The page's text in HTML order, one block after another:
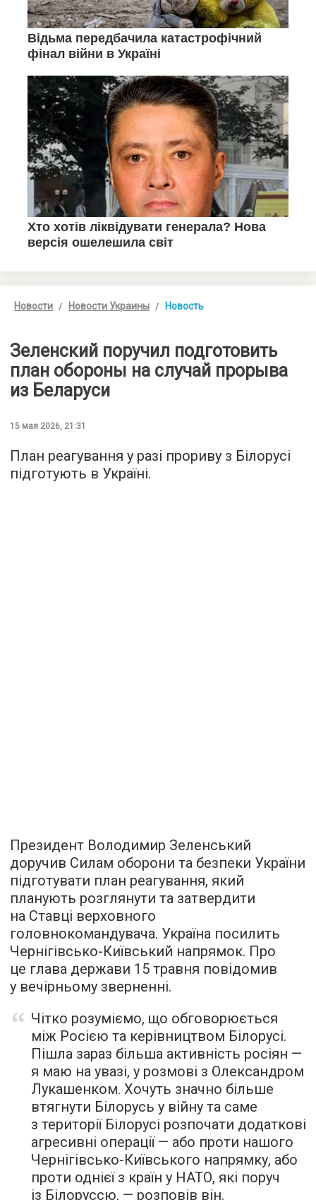
Новости Новости Украины Новость
Зеленский поручил подготовить
план обороны на случай прорыва
из Беларуси
15 мая 2026, 21:31
План реагування у разі прориву з Білорусі
підготують в Україні.
Президент Володимир Зеленський
доручив Силам оборони та безпеки України
підготувати план реагування, який
планують розглянути та затвердити
на Ставці верховного
головнокомандувача. Україна посилить
Чернігівсько-Київський напрямок. Про
це глава держави 15 травня повідомив
у вечірньому зверненні.
Чітко розуміємо, що обговорюється
між Росією та керівництвом Білорусі.
Пішла зараз більша активність росіян —
я маю на увазі, у розмові з Олександром
Лукашенком. Хочуть значно більше
втягнути Білорусь у війну та саме
з території Білорусі розпочати додаткові
агресивні операції — або проти нашого
Чернігівсько-Київського напрямку, або
проти однієї з країн у НАТО, які поруч
із Білоруссю, — розповів він.